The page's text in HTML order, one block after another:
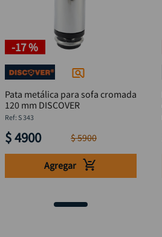
-17 %
Pata metálica para sofa cromada
120 mm DISCOVER
: S 343
$4900 $5900
Agregar